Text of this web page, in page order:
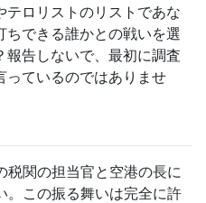
テロリストのリストであな
ちできる誰かとの戦いを選
報告しないで、最初に調査
っているのではありませ
税関の担当官と空港の長に
。この振る舞いは完全に許